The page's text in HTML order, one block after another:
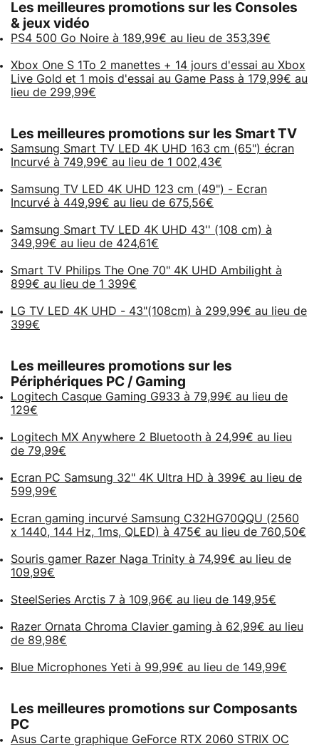
Les meilleures promotions sur les Consoles
& jeux vidéo
PS4 500 Go Noire à 189,99€ au lieu de 353,39€
Xbox One S 1To 2 manettes + 14 jours d'essai au Xbox
Live Gold et 1 mois d'essai au Game Pass à 179,99€ au
lieu de 299,99€
Les meilleures promotions sur les Smart TV
Samsung Smart TV LED 4K UHD 163 cm (65") écran
Incurvé à 749,99€ au lieu de 1 002,43€
Samsung TV LED 4K UHD 123 cm (49") - Ecran
Incurvé à 449,99€ au lieu de 675,56€
Samsung Smart TV LED 4K UHD 43'' (108 cm) à
349,99€ au lieu de 424,61€
Smart TV Philips The One 70" 4K UHD Ambilight à
899€ au lieu de 1 399€
LG TV LED 4K UHD - 43"(108cm) à 299,99€ au lieu de
399€
Les meilleures promotions sur les
Périphériques PC / Gaming
Logitech Casque Gaming G933 à 79,99€ au lieu de
129€
Logitech MX Anywhere 2 Bluetooth à 24,99€ au lieu
de 79,99€
Ecran PC Samsung 32" 4K Ultra HD à 399€ au lieu de
599,99€
Ecran gaming incurvé Samsung C32HG70QQU (2560
x 1440, 144 Hz, 1ms, QLED) à 475€ au lieu de 760,50€
Souris gamer Razer Naga Trinity à 74,99€ au lieu de
109,99€
SteelSeries Arctis 7 à 109,96€ au lieu de 149,95€
Razer Ornata Chroma Clavier gaming à 62,99€ au lieu
de 89,98€
Blue Microphones Yeti à 99,99€ au lieu de 149,99€
Les meilleures promotions sur Composants
PC
Asus Carte graphique GeForce RTX 2060 STRIX OC